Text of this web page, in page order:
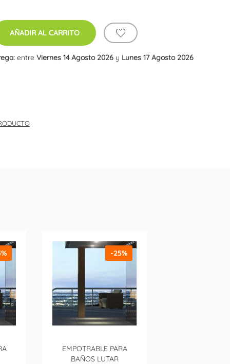
AÑADIR AL CARRITO
entre Viernes 14 Agosto 2026 y Lunes 17 Agosto 2026
EMPOTRABLE PARA
BAÑOS LUTAR
-25%